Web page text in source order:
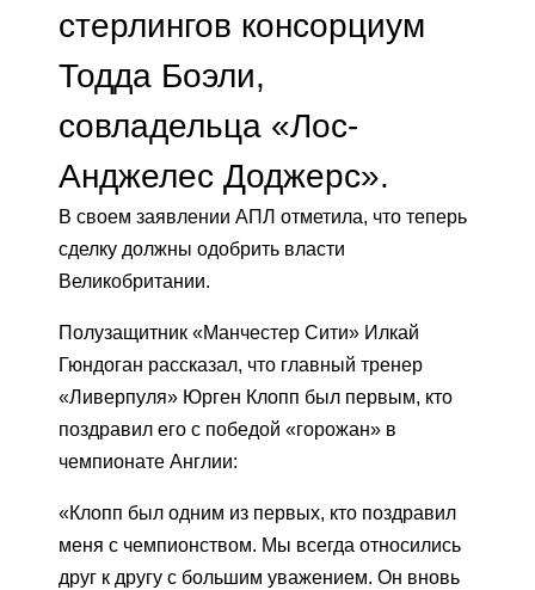
стерлингов консорциум
Тодда Боэли,
совладельца «Лос-
Анджелес Доджерс».
В своем заявлении АПЛ отметила, что теперь
сделку должны одобрить власти
Великобритании.
Полузащитник «Манчестер Сити» Илкай
Гюндоган рассказал, что главный тренер
«Ливерпуля» Юрген Клопп был первым, кто
поздравил его с победой «горожан» в
чемпионате Англии:
«Клопп был одним из первых, кто поздравил
меня с чемпионством. Мы всегда относились
друг к другу с большим уважением. Он вновь